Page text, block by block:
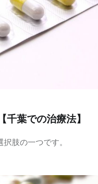
葉での治療法】
肢の一つです。